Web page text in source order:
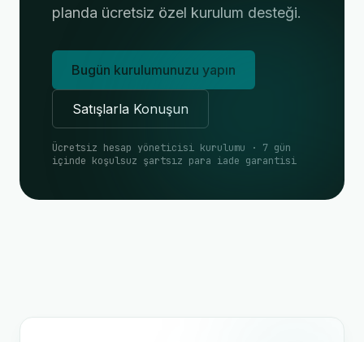
planda ücretsiz özel kurulum desteği.
Bugün kurulumunuzu yapın
Satışlarla Konuşun
Ücretsiz hesap yöneticisi kurulumu · 7 gün
içinde koşulsuz şartsız para iade garantisi